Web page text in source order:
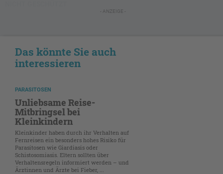
- ANZEIGE -
Das könnte Sie auch
interessieren
PARASITOSEN
Unliebsame Reise-
Mitbringsel bei
Kleinkindern
Kleinkinder haben durch ihr Verhalten auf
Fernreisen ein besonders hohes Risiko für
Parasitosen wie Giardiasis oder
Schistosomiasis. Eltern sollten über
Verhaltensregeln informiert werden – und
Ärztinnen und Ärzte bei Fieber, ...